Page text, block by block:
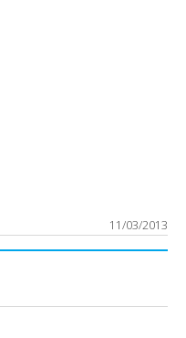
11/03/2013